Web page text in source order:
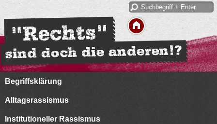
Begriffsklärung
Alltagsrassismus
Institutioneller Rassismus